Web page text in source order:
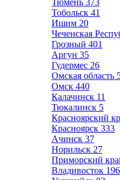
Тюмень 373
Тобольск 41
Ишим 20
Чеченская
Грозный 401
Аргун 35
Гудермес 26
Омская область
Омск 440
Калачинск 11
Тюкалинск 5
Красноярский
Красноярск 333
Ачинск 37
Норильск 27
Приморский
Владивосток 196